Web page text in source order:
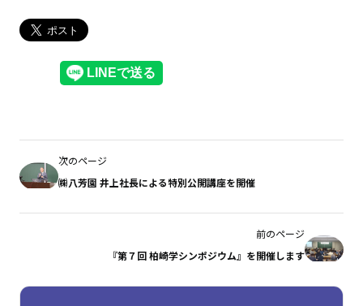
次のページ
㈱八芳園 井上社長による特別公開講座を開催
前のページ
『第７回 柏崎学シンポジウム』を開催します